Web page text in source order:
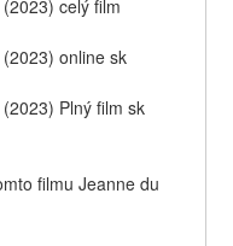
celý film
online sk
Plný film sk
filmu Jeanne du